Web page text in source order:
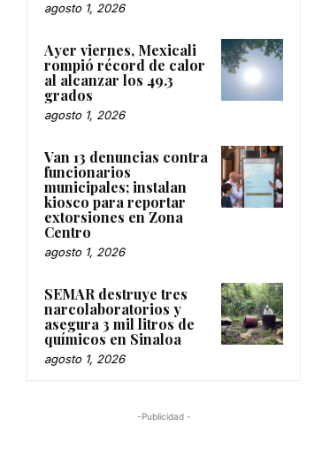
agosto 1, 2026
Ayer viernes, Mexicali
rompió récord de calor
al alcanzar los 49.3
grados
agosto 1, 2026
Van 13 denuncias contra
funcionarios
municipales; instalan
kiosco para reportar
extorsiones en Zona
Centro
agosto 1, 2026
SEMAR destruye tres
narcolaboratorios y
asegura 3 mil litros de
químicos en Sinaloa
agosto 1, 2026
-Publicidad -